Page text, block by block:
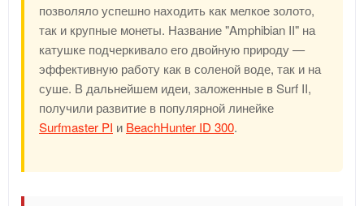
позволяло успешно находить как мелкое золото,
так и крупные монеты. Название "Amphibian II" на
катушке подчеркивало его двойную природу —
эффективную работу как в соленой воде, так и на
суше. В дальнейшем идеи, заложенные в Surf II,
получили развитие в популярной линейке
Surfmaster PI и BeachHunter ID 300.